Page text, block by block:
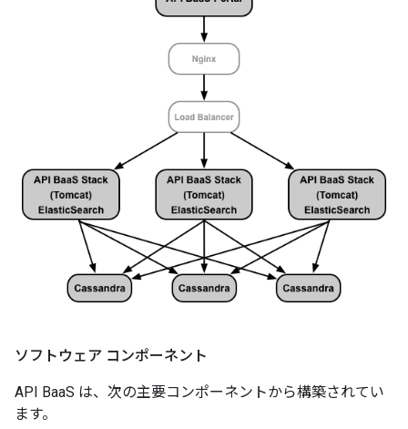
ソフトウェア コンポーネント
API BaaS は、次の主要コンポーネントから構築されてい
ます。